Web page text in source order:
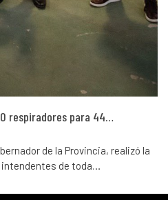
respiradores para 44…
de la Provincia, realizó la
intendentes de toda…